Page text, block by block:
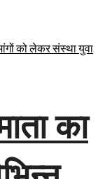
का